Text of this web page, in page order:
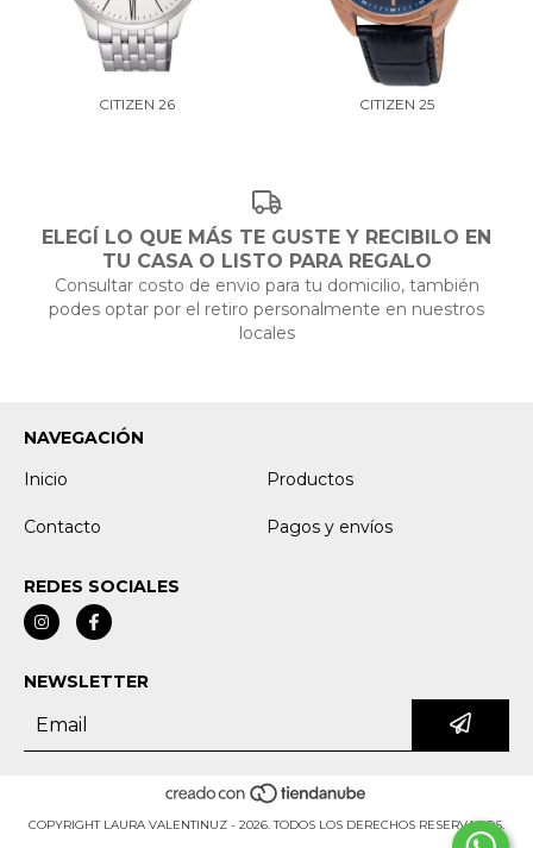
CITIZEN 26 CITIZEN 25
ELEGÍ LO QUE MÁS TE GUSTE Y RECIBILO EN
TU CASA O LISTO PARA REGALO
Consultar costo de envio para tu domicilio, también
podes optar por el retiro personalmente en nuestros
locales
NAVEGACIÓN
Inicio
Productos
Contacto Pagos y envíos
REDES SOCIALES
NEWSLETTER
COPYRIGHT LAURA VALENTINUZ - 2026. TODOS LOS DERECHOS RESERVADOS.